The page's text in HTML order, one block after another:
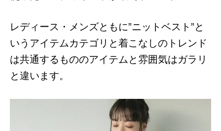
レディース・メンズともに”ニットベスト”と
いうアイテムカテゴリと着こなしのトレンド
は共通するもののアイテムと雰囲気はガラリ
と違います。